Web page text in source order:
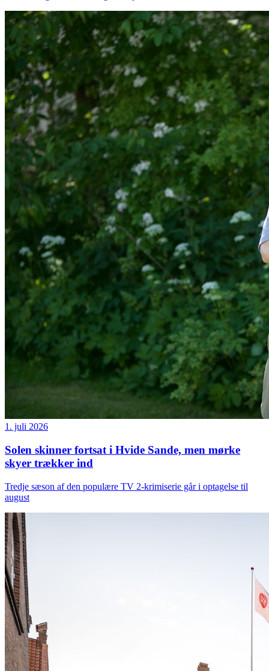
1. juli 2026
Solen skinner fortsat i Hvide Sande, men mørke
skyer trækker ind
Tredje sæson af den populære TV 2-krimiserie går i optagelse til
august